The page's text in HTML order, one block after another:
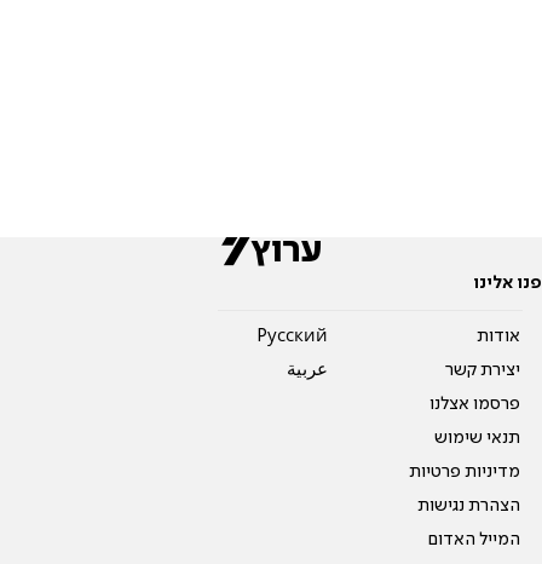
פנו אלינו
אודות
יצירת קשר
פרסמו אצלנו
תנאי שימוש
מדיניות פרטיות
הצהרת נגישות
המייל האדום
Pусский
عربية